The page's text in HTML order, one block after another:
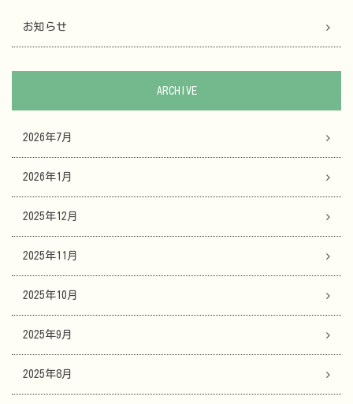
お知らせ
ARCHIVE
2026年7月
2026年1月
2025年12月
2025年11月
2025年10月
2025年9月
2025年8月